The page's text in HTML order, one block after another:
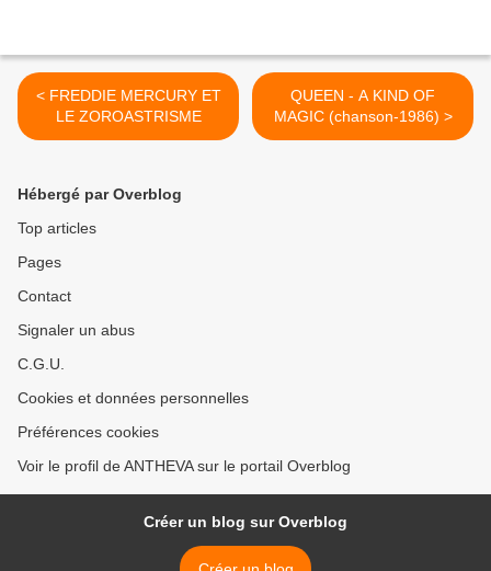
< FREDDIE MERCURY ET
LE ZOROASTRISME
QUEEN - A KIND OF
MAGIC (chanson-1986) >
Hébergé par Overblog
Top articles
Pages
Contact
Signaler un abus
C.G.U.
Cookies et données personnelles
Préférences cookies
Voir le profil de ANTHEVA sur le portail Overblog
Créer un blog sur Overblog